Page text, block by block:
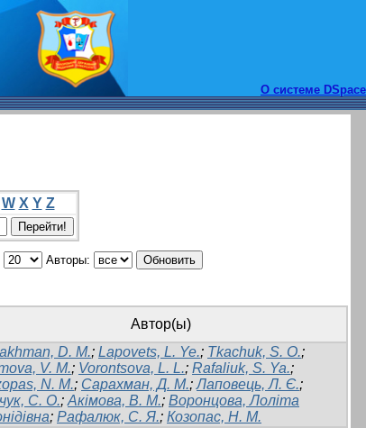
О системе DSpace
W X Y Z
Авторы:
Автор(ы)
D. M.; Lapovets, L. Ye.; Tkachuk, S. O.;
V. M.; Vorontsova, L. L.; Rafalіuk, S. Ya.;
N. M.; Сарахман, Д. М.;Лаповець, Л. Є.;
С. О.; Акімова, В. М.; Воронцова, Лоліта
; Рафалюк, С. Я.; Козопас, Н. М.